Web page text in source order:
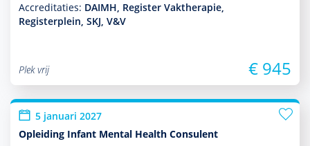
Accreditaties: DAIMH, Register Vaktherapie,
Registerplein, SKJ, V&V
Plek vrij € 945
5 januari 2027
Opleiding Infant Mental Health Consulent